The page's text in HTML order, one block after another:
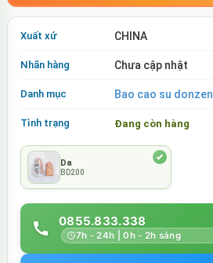
Xuất xứ CHINA
Nhãn hàng Chưa cập nhật
Danh mục Bao cao su donzen
Tình trạng Đang còn hàng
Da
BD200
0855.833.338
7h - 24h | 0h - 2h sáng